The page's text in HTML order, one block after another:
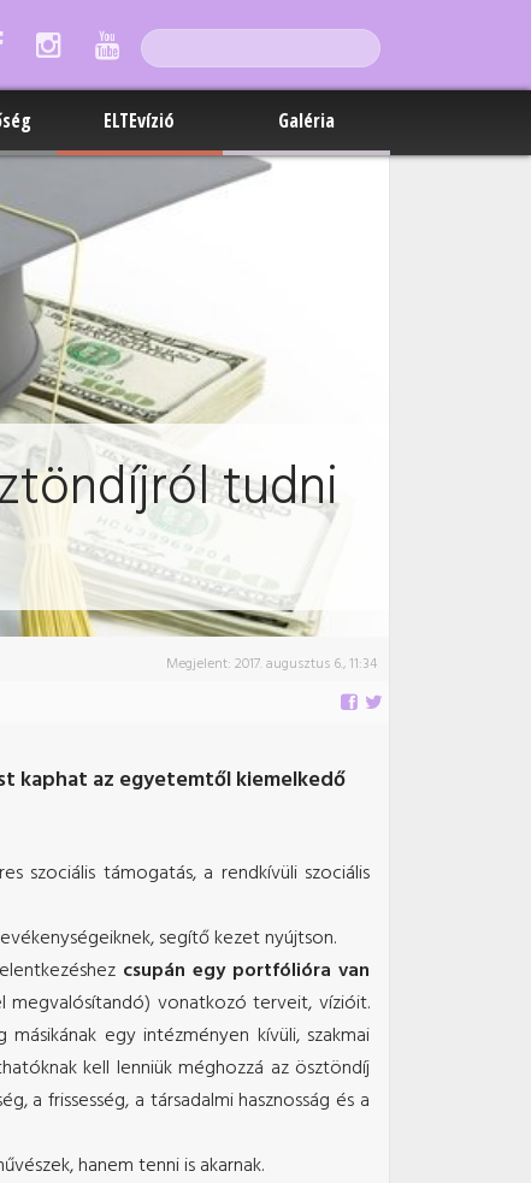
ELTEvízió Galéria
tudni
Megjelent: 2017. augusztus 6., 11:34
kaphat az egyetemtől kiemelkedő
szociális támogatás, a rendkívüli szociális
segítő kezet nyújtson.
csupán egy portfólióra van
megvalósítandó) vonatkozó terveit, vízióit.
egy intézményen kívüli, szakmai
kell lenniük méghozzá az ösztöndíj
a frissesség, a társadalmi hasznosság és a
hanem tenni is akarnak.